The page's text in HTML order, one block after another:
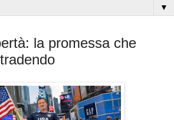
▼
la promessa che